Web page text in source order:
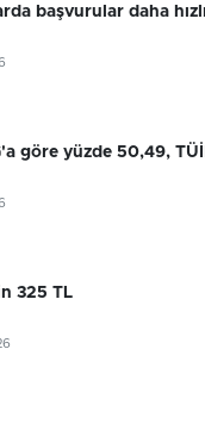
başvurular daha
göre yüzde 50,49,
325 TL